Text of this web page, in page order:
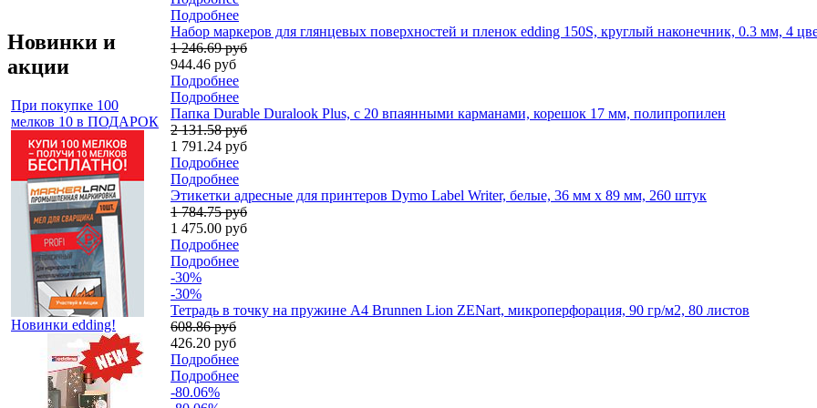
Новинки и
акции
При покупке 100
мелков 10 в ПОДАРОК
Новинки edding!
Подробнее
Набор мaркеров для глянцевых поверхностей и пленок edding 150S, круглый наконечник, 0.3 мм, 4
1 246.69 руб
944.46 руб
Подробнее
Подробнее
Папка Durable Duralook Plus, с 20 впаянными карманами, корешок 17 мм, полипропилен
2 131.58 руб
1 791.24 руб
Подробнее
Подробнее
Этикетки адресные для принтеров Dymo Label Writer, белые, 36 мм х 89 мм, 260 штук
1 784.75 руб
1 475.00 руб
Подробнее
Подробнее
-30%
-30%
Тетрадь в точку на пружине А4 Brunnen Lion ZENart, микроперфорация, 90 гр/м2, 80 листов
608.86 руб
426.20 руб
Подробнее
Подробнее
-80.06%